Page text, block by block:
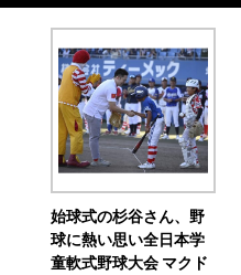
始球式の杉谷さん、野
球に熱い思い全日本学
童軟式野球大会 マクド